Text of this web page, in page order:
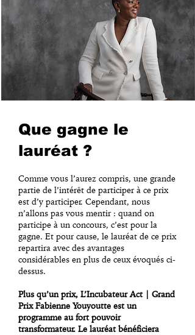
Que gagne le
lauréat ?
Comme vous l’aurez compris, une grande
partie de l’intérêt de participer à ce prix
est d’y participer. Cependant, nous
n’allons pas vous mentir : quand on
participe à un concours, c’est pour la
gagne. Et pour cause, le lauréat de ce prix
repartira avec des avantages
considérables en plus de ceux évoqués ci-
dessus.
Plus qu’un prix, L’Incubateur Act | Grand
Prix Fabienne Youyoutte est un
programme au fort pouvoir
transformateur. Le lauréat bénéficiera